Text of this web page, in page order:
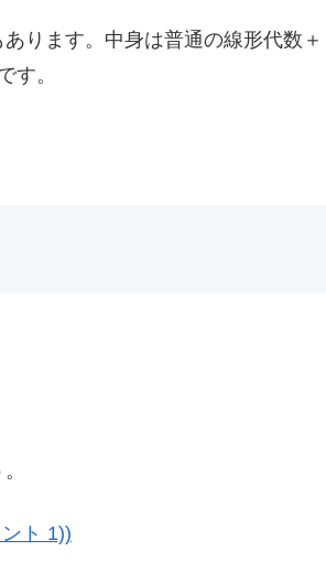
ります。中身は普通の線形代数＋
す。
ト 1))